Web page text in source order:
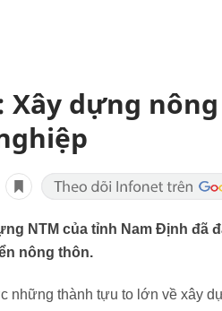
Xây dựng
NTM của tỉnh Nam Định đã
nông thôn.
những thành tựu to lớn về xây